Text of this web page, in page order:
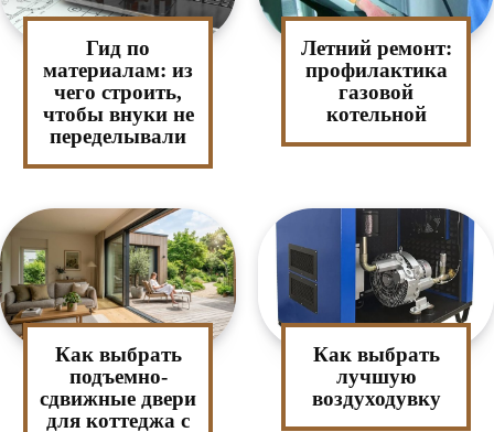
Гид по
материалам: из
чего строить,
чтобы внуки не
переделывали
Летний ремонт:
профилактика
газовой
котельной
Как выбрать
подъемно-
сдвижные двери
для коттеджа с
Как выбрать
лучшую
воздуходувку